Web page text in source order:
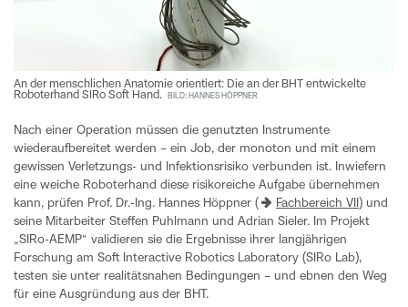
An der menschlichen Anatomie orientiert: Die an der BHT entwickelte
Roboterhand SIRo Soft Hand.
BILD: HANNES HÖPPNER
Nach einer Operation müssen die genutzten Instrumente
wiederaufbereitet werden – ein Job, der monoton und mit einem
gewissen Verletzungs- und Infektionsrisiko verbunden ist. Inwiefern
eine weiche Roboterhand diese risikoreiche Aufgabe übernehmen
kann, prüfen Prof. Dr.-Ing. Hannes Höppner (
Fachbereich VII ) und
seine Mitarbeiter Steffen Puhlmann und Adrian Sieler. Im Projekt
„SIRo-AEMP“ validieren sie die Ergebnisse ihrer langjährigen
Forschung am Soft Interactive Robotics Laboratory (SIRo Lab),
testen sie unter realitätsnahen Bedingungen – und ebnen den Weg
für eine Ausgründung aus der BHT.